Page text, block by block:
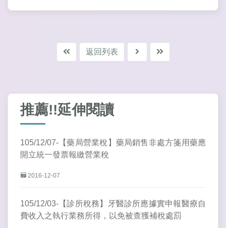
返回列表
推薦!!延伸閱讀
105/12/07-【藥局營業稅】藥局銷售非處方箋用藥應
開立統一發票報繳營業稅
2016-12-07
105/12/03-【診所稅務】牙醫診所應據實申報醫療自
費收入之執行業務所得，以免被查獲補稅處罰